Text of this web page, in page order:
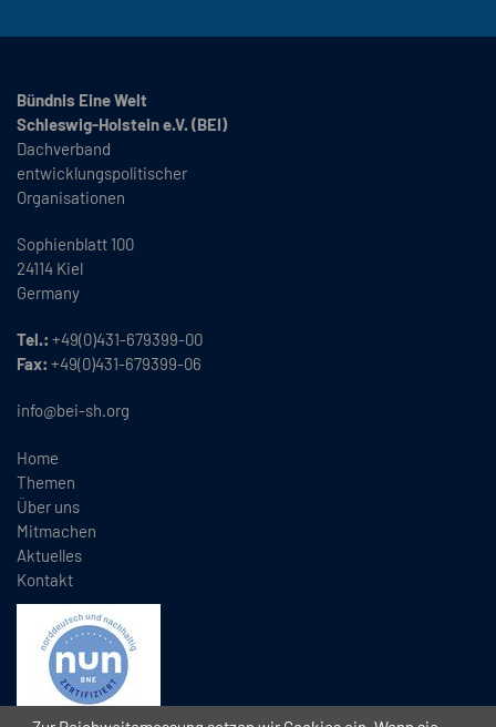
Bündnis Eine Welt
Schleswig-Holstein e.V. (BEI)
Dachverband
entwicklungspolitischer
Organisationen
Sophienblatt 100
24114 Kiel
Germany
Tel.: +49(0)431-679399-00
Fax: +49(0)431-679399-06
info@bei-sh.org
Home
Themen
Über uns
Mitmachen
Aktuelles
Kontakt